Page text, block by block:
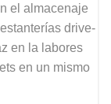
el almacenaje
drive-
en la labores
en un mismo